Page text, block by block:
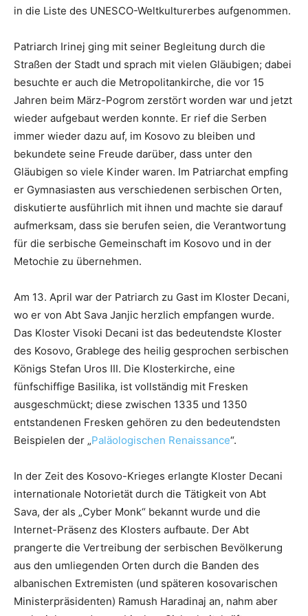
in die Liste des UNESCO-Weltkulturerbes aufgenommen.
Patriarch Irinej ging mit seiner Begleitung durch die
Straßen der Stadt und sprach mit vielen Gläubigen; dabei
besuchte er auch die Metropolitankirche, die vor 15
Jahren beim März-Pogrom zerstört worden war und jetzt
wieder aufgebaut werden konnte. Er rief die Serben
immer wieder dazu auf, im Kosovo zu bleiben und
bekundete seine Freude darüber, dass unter den
Gläubigen so viele Kinder waren. Im Patriarchat empfing
er Gymnasiasten aus verschiedenen serbischen Orten,
diskutierte ausführlich mit ihnen und machte sie darauf
aufmerksam, dass sie berufen seien, die Verantwortung
für die serbische Gemeinschaft im Kosovo und in der
Metochie zu übernehmen.
Am 13. April war der Patriarch zu Gast im Kloster Decani,
wo er von Abt Sava Janjic herzlich empfangen wurde.
Das Kloster Visoki Decani ist das bedeutendste Kloster
des Kosovo, Grablege des heilig gesprochen serbischen
Königs Stefan Uros III. Die Klosterkirche, eine
fünfschiffige Basilika, ist vollständig mit Fresken
ausgeschmückt; diese zwischen 1335 und 1350
entstandenen Fresken gehören zu den bedeutendsten
Beispielen der „Paläologischen Renaissance“.
In der Zeit des Kosovo-Krieges erlangte Kloster Decani
internationale Notorietät durch die Tätigkeit von Abt
Sava, der als „Cyber Monk“ bekannt wurde und die
Internet-Präsenz des Klosters aufbaute. Der Abt
prangerte die Vertreibung der serbischen Bevölkerung
aus den umliegenden Orten durch die Banden des
albanischen Extremisten (und späteren kosovarischen
Ministerpräsidenten) Ramush Haradinaj an, nahm aber